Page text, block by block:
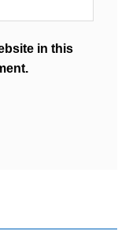
in this